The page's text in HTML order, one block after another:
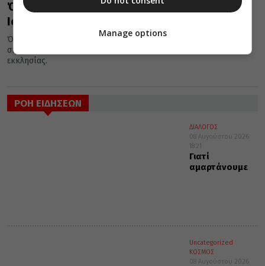
Όσιος Νικόδημος ο Αγιορείτης, εορτάζει 14
Ιουλίου
Όσιος Νικόδημος ο Αγιορείτης, τη μνήμη του οποίου τιμά
σήμερα 14 Ιουλίου η Εκκλησία, ήταν σοφός διδάσκαλος της
εκκλησίας.
ΡΟΗ ΕΙΔΗΣΕΩΝ
ΔΙΑΛΟΓΟΣ
08 Αυγούστου 2026
18:21
Γιατί
αμαρτάνουμε
Uncategorized
ΚΟΣΜΟΣ
08 Αυγούστου 2026
Manage options